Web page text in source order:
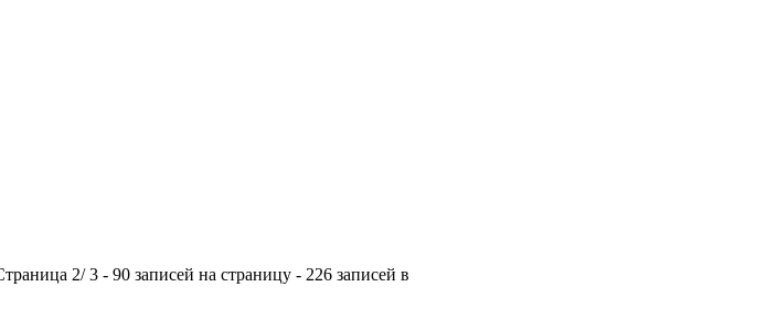
2/ 3 - 90 записей на страницу - 226 записей в